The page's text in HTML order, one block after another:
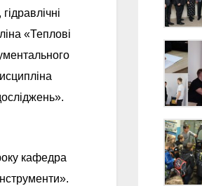
«Теплові
кафедра